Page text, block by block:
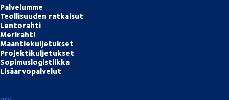
Palvelumme
Teollisuuden ratkaisut
Lentorahti
Merirahti
Maantiekuljetukset
Projektikuljetukset
Sopimuslogistiikka
Lisäarvopalvelut